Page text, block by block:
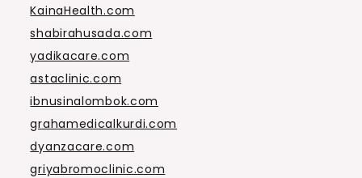
KainaHealth.com
shabirahusada.com
yadikacare.com
astaclinic.com
ibnusinalombok.com
grahamedicalkurdi.com
dyanzacare.com
griyabromoclinic.com